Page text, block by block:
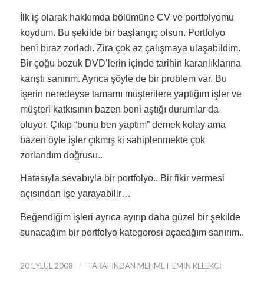
İlk iş olarak hakkımda bölümüne CV ve portfolyomu
koydum. Bu şekilde bir başlangıç olsun. Portfolyo
beni biraz zorladı. Zira çok az çalışmaya ulaşabildim.
Bir çoğu bozuk DVD’lerin içinde tarihin karanlıklarına
karıştı sanırım. Ayrıca şöyle de bir problem var. Bu
işerin neredeyse tamamı müşterilere yaptığım işler ve
müşteri katkısının bazen beni aştığı durumlar da
oluyor. Çıkıp “bunu ben yaptım” demek kolay ama
bazen öyle işler çıkmış ki sahiplenmekte çok
zorlandım doğrusu..
Hatasıyla sevabıyla bir portfolyo.. Bir fikir vermesi
açısından işe yarayabilir…
Beğendiğim işleri ayrıca ayırıp daha güzel bir şekilde
sunacağım bir portfolyo kategorosi açacağım sanırım..
20 EYLÜL 2008 / TARAFINDAN MEHMET EMIN KELEKÇI